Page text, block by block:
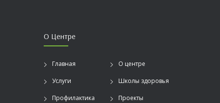
О Центре
Главная О центре
Услуги Школы здоровья
Профилактика Проекты